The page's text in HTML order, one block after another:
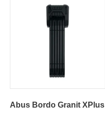
Abus Bordo Granit XPlus